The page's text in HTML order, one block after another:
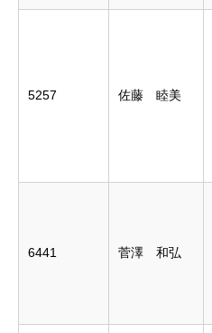
5257 佐藤 睦美
6441 菅澤 和弘